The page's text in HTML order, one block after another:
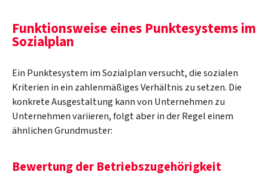
Funktionsweise eines Punktesystems im
Sozialplan
Ein Punktesystem im Sozialplan versucht, die sozialen
Kriterien in ein zahlenmäßiges Verhältnis zu setzen. Die
konkrete Ausgestaltung kann von Unternehmen zu
Unternehmen variieren, folgt aber in der Regel einem
ähnlichen Grundmuster:
Bewertung der Betriebszugehörigkeit